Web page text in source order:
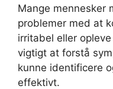
Mange mennesker
problemer med at
irritabel eller
vigtigt at forstå
kunne identificere
effektivt.